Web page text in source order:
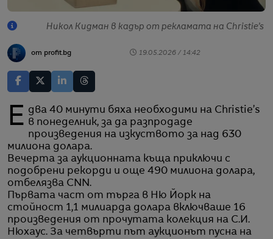
Никол Кидман в кадър от рекламата на Christie’s
от profit.bg 19.05.2026 / 14:42
Едва 40 минути бяха необходими на Christie’s в понеделник, за да разпродаде
произведения на изкуството за над 630
милиона долара.
Вечерта за аукционната къща приключи с
подобрени рекорди и още 490 милиона долара,
отбелязва CNN.
Първата част от търга в Ню Йорк на
стойност 1,1 милиарда долара включваше 16
произведения от прочутата колекция на С.И.
Нюхаус. За четвърти път аукционът пусна на